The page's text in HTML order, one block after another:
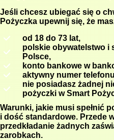
Jeśli chcesz ubiegać się o
Pożyczka upewnij się, że
od 18 do 73 lat,
polskie obywatelstwo i
Polsce,
konto bankowe w
aktywny numer
nie posiadasz żadnej
pożyczki w Smart
Warunki, jakie musi spełnić
i dość standardowe. Przede
przedkładanie żadnych
zarobkach.